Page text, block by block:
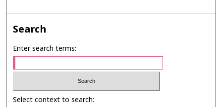
Search
Enter search terms:
Select context to search: